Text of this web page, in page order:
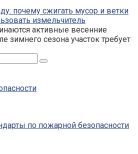
почему сжигать мусор и ветки
измельчитель
активные весенние
зимнего сезона участок требует
по пожарной безопасности